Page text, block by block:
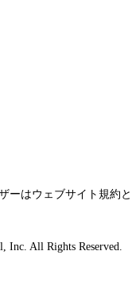
ーはウェブサイト規約
Inc. All Rights Reserved.